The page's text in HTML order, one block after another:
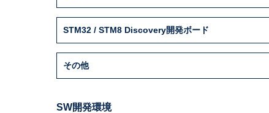
STM32 / STM8 Discovery開発ボード
その他
SW開発環境